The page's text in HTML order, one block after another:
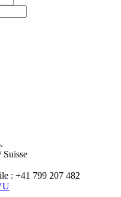
Suisse
: +41 799 207 482